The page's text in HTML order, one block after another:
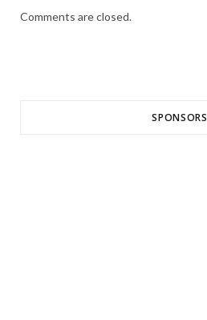
Comments are closed.
SPONSORS